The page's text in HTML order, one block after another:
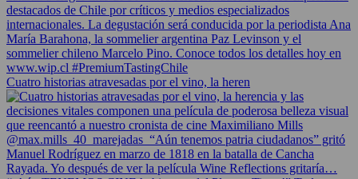
Cuatro historias atravesadas por el vino, la heren